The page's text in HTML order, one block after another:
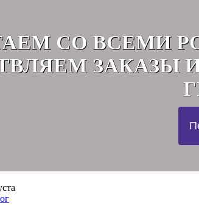
СО ВСЕМИ
ЗАКАЗЫ